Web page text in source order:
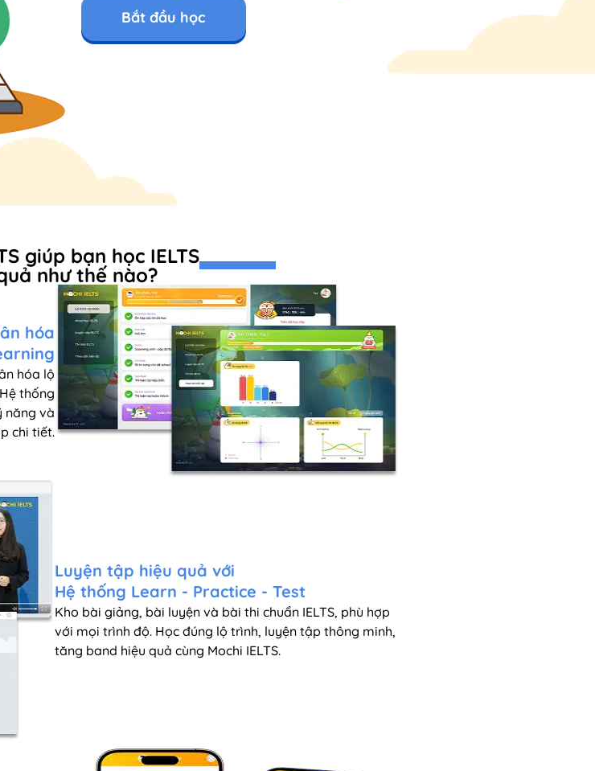
Bắt đầu học
giúp bạn học IELTS
như thế nào?
hóa
hóa lộ
thống
năng và
chi tiết.
Luyện tập hiệu quả với
Hệ thống Learn - Practice - Test
Kho bài giảng, bài luyện và bài thi chuẩn IELTS, phù hợp
với mọi trình độ. Học đúng lộ trình, luyện tập thông minh,
tăng band hiệu quả cùng Mochi IELTS.